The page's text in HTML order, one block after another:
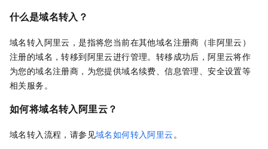
什么是域名转入？
域名转入阿里云，是指将您当前在其他域名注册商（非阿里云）
注册的域名，转移到阿里云进行管理。转移成功后，阿里云将作
为您的域名注册商，为您提供域名续费、信息管理、安全设置等
相关服务。
如何将域名转入阿里云？
域名转入流程，请参见域名如何转入阿里云 。